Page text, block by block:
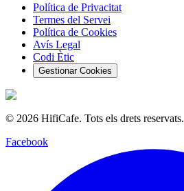
Política de Privacitat
Termes del Servei
Política de Cookies
Avís Legal
Codi Ètic
Gestionar Cookies
© 2026 HifiCafe. Tots els drets reservats.
Facebook